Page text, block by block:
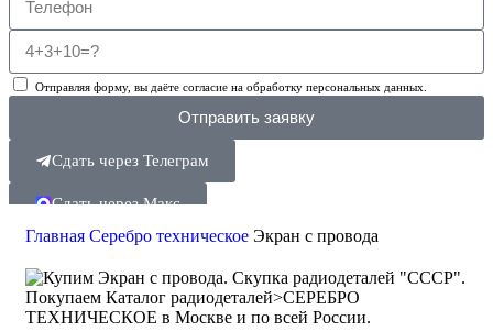
Отправляя форму, вы даёте согласие на обработку персональных данных.
Отправить заявку
Сдать через Телеграм
Сдать через Макс
Поиск
Главная Серебро техническое Экран с провода